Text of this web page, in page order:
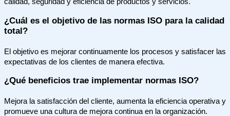
calidad, seguridad y eficiencia de productos y servicios.
¿Cuál es el objetivo de las normas ISO para la calidad
total?
El objetivo es mejorar continuamente los procesos y satisfacer las
expectativas de los clientes de manera efectiva.
¿Qué beneficios trae implementar normas ISO?
Mejora la satisfacción del cliente, aumenta la eficiencia operativa y
promueve una cultura de mejora continua en la organización.